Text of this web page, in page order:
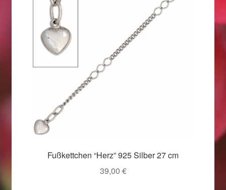
Weihnachtsangebote 2018
Weihnachtsangebote 2019
Weihnachtsangebote 2020
Weihnachtsangebote 2021
Widerrufsrecht
Fußkettchen “Herz” 925 Silber 27 cm
39,00 €